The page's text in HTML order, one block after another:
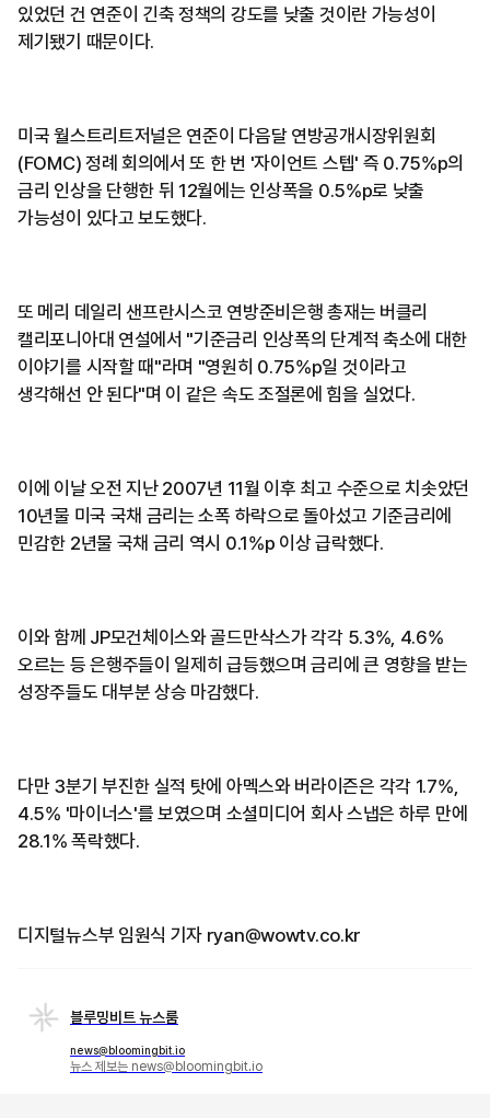
있었던 건 연준이 긴축 정책의 강도를 낮출 것이란 가능성이
제기됐기 때문이다.
​미국 월스트리트저널은 연준이 다음달 연방공개시장위원회
(FOMC) 정례 회의에서 또 한 번 '자이언트 스텝' 즉 0.75%p의
금리 인상을 단행한 뒤 12월에는 인상폭을 0.5%p로 낮출
가능성이 있다고 보도했다.
또 메리 데일리 샌프란시스코 연방준비은행 총재는 버클리
캘리포니아대 연설에서 "기준금리 인상폭의 단계적 축소에 대한
이야기를 시작할 때"라며 "영원히 0.75%p일 것이라고
생각해선 안 된다"며 이 같은 속도 조절론에 힘을 실었다.
이에 이날 오전 지난 2007년 11월 이후 최고 수준으로 치솟았던
10년물 미국 국채 금리는 소폭 하락으로 돌아섰고 기준금리에
민감한 2년물 국채 금리 역시 0.1%p 이상 급락했다.
이와 함께 JP모건체이스와 골드만삭스가 각각 5.3%, 4.6%
오르는 등 은행주들이 일제히 급등했으며 금리에 큰 영향을 받는
성장주들도 대부분 상승 마감했다.
다만 3분기 부진한 실적 탓에 아멕스와 버라이즌은 각각 1.7%,
4.5% '마이너스'를 보였으며 소셜미디어 회사 스냅은 하루 만에
28.1% 폭락했다.
디지털뉴스부 임원식 기자 ryan@wowtv.co.kr
블루밍비트 뉴스룸
news@bloomingbit.io
뉴스 제보는 news@bloomingbit.io